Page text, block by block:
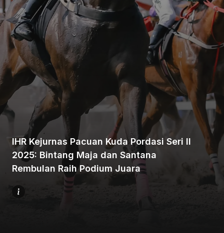
Beranda
Bagikan
Sebelumnya
IHR Kejurnas Pacuan Kuda Pordasi Seri II
2025: Bintang Maja dan Santana
Rembulan Raih Podium Juara